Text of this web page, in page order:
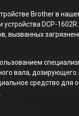
Brother в
устройства DCP-
вызванных
вала, дозирующего
средство для